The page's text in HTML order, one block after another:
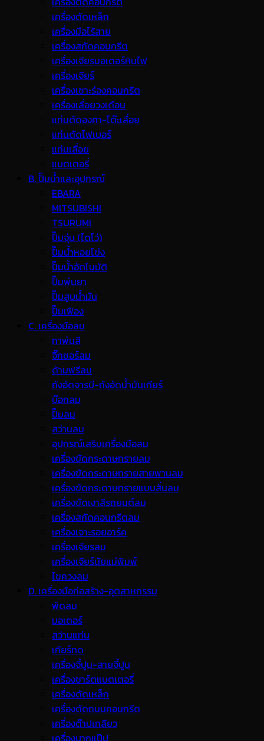
เครื่องตัดเหล็ก
เครื่องมือไร้สาย
เครื่องสกัดคอนกรีต
เครื่องเจียรมอเตอร์หินไฟ
เครื่องเจียร์
เครื่องเซาะร่องคอนกรีต
เครื่องเลื่อยวงเดือน
แท่นตัดองศา-โต๊ะเลื่อย
แท่นตัดไฟเบอร์
แท่นเลื่อย
แบตเตอรี่
B. ปั๊มน้ำและอุปกรณ์
EBARA
MITSUBISHI
TSURUMI
ปั๊มจุ่ม (ไดโว่)
ปั๊มน้ำหอยโข่ง
ปั๊มน้ำอัตโนมัติ
ปั๊มพ่นยา
ปั๊มสูบน้ำมัน
ปั๊มเฟือง
C. เครื่องมือลม
กาพ่นสี
จิ๊กซอร์ลม
ด้ามฟรีลม
ถังอัดจารบี-ถังอัดน้ำมันเกียร์
บ๊อกลม
ปั๊มลม
สว่านลม
อุปกรณ์เสริมเครื่องมือลม
เครื่องขัดกระดาษทรายลม
เครื่องขัดกระดาษทรายสายพานลม
เครื่องขัดกระดาษทรายแบบสั่นลม
เครื่องขัดเงาสีรถยนต์ลม
เครื่องสกัดคอนกรีตลม
เครื่องเจาะรอยอาร์ค
เครื่องเจียรลม
เครื่องเจียร์นัยแม่พิมพ์
ไขควงลม
D. เครื่องมือก่อสร้าง-อุตสาหกรรม
พ้ดลม
มอเตอร์
สว่านแท่น
เกียร์ทด
เครื่องจี้ปูน-สายจี้ปูน
เครื่องชาร์ตแบตเตอรี่
เครื่องดัดเหล็ก
เครื่องตัดถนนคอนกรีต
เครื่องต๊าปเกลียว
เครื่องบากแป๊ป